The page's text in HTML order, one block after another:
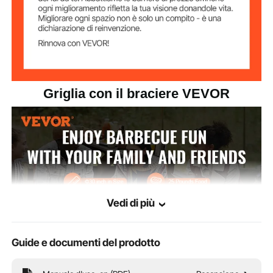
prodotto
mm
Griglia con il braciere VEVOR
Vedi di più
Guide e documenti del prodotto